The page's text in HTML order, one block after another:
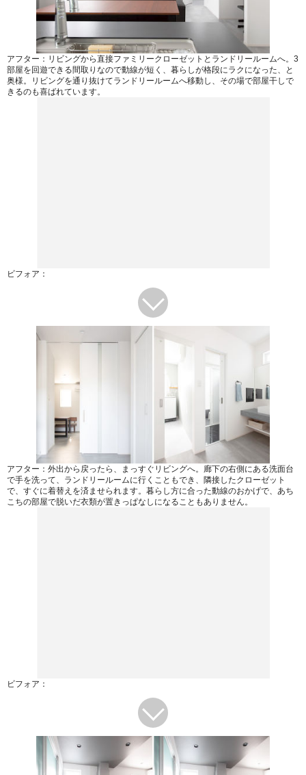
アフター：リビングから直接ファミリークローゼットとランドリールームへ。3
部屋を回遊できる間取りなので動線が短く、暮らしが格段にラクになった、と
奥様。リビングを通り抜けてランドリールームへ移動し、その場で部屋干しで
きるのも喜ばれています。
ビフォア：
アフター：外出から戻ったら、まっすぐリビングへ。廊下の右側にある洗面台
で手を洗って、ランドリールームに行くこともでき、隣接したクローゼット
で、すぐに着替えを済ませられます。暮らし方に合った動線のおかげで、あち
こちの部屋で脱いだ衣類が置きっぱなしになることもありません。
ビフォア：